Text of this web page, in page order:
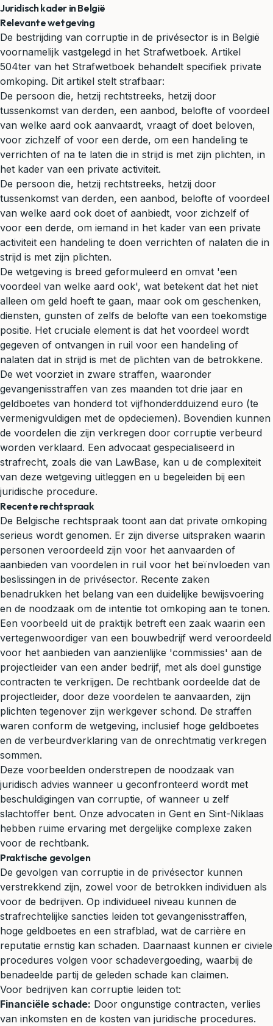
Juridisch kader in België
Relevante wetgeving
De bestrijding van corruptie in de privésector is in België
voornamelijk vastgelegd in het Strafwetboek. Artikel
504ter van het Strafwetboek behandelt specifiek private
omkoping. Dit artikel stelt strafbaar:
De persoon die, hetzij rechtstreeks, hetzij door
tussenkomst van derden, een aanbod, belofte of voordeel
van welke aard ook aanvaardt, vraagt of doet beloven,
voor zichzelf of voor een derde, om een handeling te
verrichten of na te laten die in strijd is met zijn plichten, in
het kader van een private activiteit.
De persoon die, hetzij rechtstreeks, hetzij door
tussenkomst van derden, een aanbod, belofte of voordeel
van welke aard ook doet of aanbiedt, voor zichzelf of
voor een derde, om iemand in het kader van een private
activiteit een handeling te doen verrichten of nalaten die in
strijd is met zijn plichten.
De wetgeving is breed geformuleerd en omvat 'een
voordeel van welke aard ook', wat betekent dat het niet
alleen om geld hoeft te gaan, maar ook om geschenken,
diensten, gunsten of zelfs de belofte van een toekomstige
positie. Het cruciale element is dat het voordeel wordt
gegeven of ontvangen in ruil voor een handeling of
nalaten dat in strijd is met de plichten van de betrokkene.
De wet voorziet in zware straffen, waaronder
gevangenisstraffen van zes maanden tot drie jaar en
geldboetes van honderd tot vijfhonderdduizend euro (te
vermenigvuldigen met de opdeciemen). Bovendien kunnen
de voordelen die zijn verkregen door corruptie verbeurd
worden verklaard. Een advocaat gespecialiseerd in
strafrecht, zoals die van LawBase, kan u de complexiteit
van deze wetgeving uitleggen en u begeleiden bij een
juridische procedure.
Recente rechtspraak
De Belgische rechtspraak toont aan dat private omkoping
serieus wordt genomen. Er zijn diverse uitspraken waarin
personen veroordeeld zijn voor het aanvaarden of
aanbieden van voordelen in ruil voor het beïnvloeden van
beslissingen in de privésector. Recente zaken
benadrukken het belang van een duidelijke bewijsvoering
en de noodzaak om de intentie tot omkoping aan te tonen.
Een voorbeeld uit de praktijk betreft een zaak waarin een
vertegenwoordiger van een bouwbedrijf werd veroordeeld
voor het aanbieden van aanzienlijke 'commissies' aan de
projectleider van een ander bedrijf, met als doel gunstige
contracten te verkrijgen. De rechtbank oordeelde dat de
projectleider, door deze voordelen te aanvaarden, zijn
plichten tegenover zijn werkgever schond. De straffen
waren conform de wetgeving, inclusief hoge geldboetes
en de verbeurdverklaring van de onrechtmatig verkregen
sommen.
Deze voorbeelden onderstrepen de noodzaak van
juridisch advies wanneer u geconfronteerd wordt met
beschuldigingen van corruptie, of wanneer u zelf
slachtoffer bent. Onze advocaten in Gent en Sint-Niklaas
hebben ruime ervaring met dergelijke complexe zaken
voor de rechtbank.
Praktische gevolgen
De gevolgen van corruptie in de privésector kunnen
verstrekkend zijn, zowel voor de betrokken individuen als
voor de bedrijven. Op individueel niveau kunnen de
strafrechtelijke sancties leiden tot gevangenisstraffen,
hoge geldboetes en een strafblad, wat de carrière en
reputatie ernstig kan schaden. Daarnaast kunnen er civiele
procedures volgen voor schadevergoeding, waarbij de
benadeelde partij de geleden schade kan claimen.
Voor bedrijven kan corruptie leiden tot:
Financiële schade: Door ongunstige contracten, verlies
van inkomsten en de kosten van juridische procedures.